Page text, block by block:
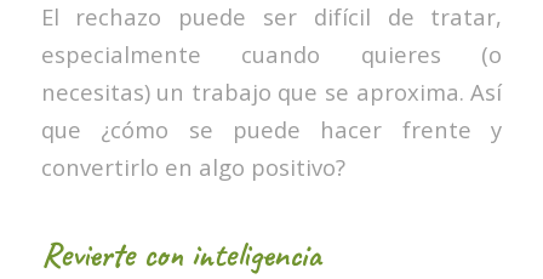
El rechazo puede ser difícil de tratar,
especialmente cuando quieres (o
necesitas) un trabajo que se aproxima. Así
que ¿cómo se puede hacer frente y
convertirlo en algo positivo?
Revierte con inteligencia